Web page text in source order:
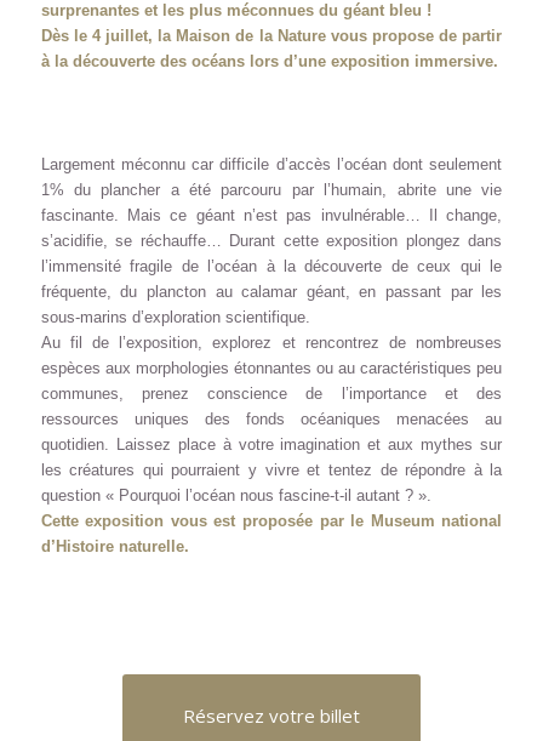
surprenantes et les plus méconnues du géant bleu !
Dès le 4 juillet, la Maison de la Nature vous propose de partir
à la découverte des océans lors d’une exposition immersive.
Largement méconnu car difficile d’accès l’océan dont seulement
1% du plancher a été parcouru par l’humain, abrite une vie
fascinante. Mais ce géant n’est pas invulnérable… Il change,
s’acidifie, se réchauffe… Durant cette exposition plongez dans
l’immensité fragile de l’océan à la découverte de ceux qui le
fréquente, du plancton au calamar géant, en passant par les
sous-marins d’exploration scientifique.
Au fil de l’exposition, explorez et rencontrez de nombreuses
espèces aux morphologies étonnantes ou au caractéristiques peu
communes, prenez conscience de l’importance et des
ressources uniques des fonds océaniques menacées au
quotidien. Laissez place à votre imagination et aux mythes sur
les créatures qui pourraient y vivre et tentez de répondre à la
question « Pourquoi l’océan nous fascine-t-il autant ? ».
Cette exposition vous est proposée par le Museum national
d’Histoire naturelle.
Réservez votre billet